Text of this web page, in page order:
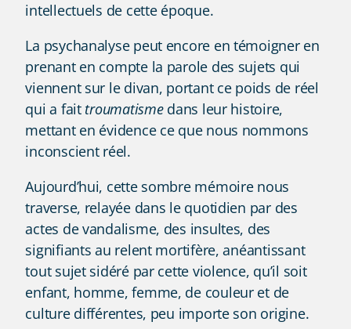
intellectuels de cette époque.
La psychanalyse peut encore en témoigner en
prenant en compte la parole des sujets qui
viennent sur le divan, portant ce poids de réel
qui a fait troumatismedans leur histoire,
mettant en évidence ce que nous nommons
inconscient réel.
Aujourd’hui, cette sombre mémoire nous
traverse, relayée dans le quotidien par des
actes de vandalisme, des insultes, des
signifiants au relent mortifère, anéantissant
tout sujet sidéré par cette violence, qu’il soit
enfant, homme, femme, de couleur et de
culture différentes, peu importe son origine.